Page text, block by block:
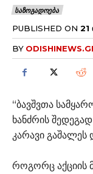
ᲡᲐᲖᲝᲒᲐᲓᲝᲔᲑᲐ
PUBLISHED ON 21
BY
“ბავშვთა
ხანძრის
კარავი გაშალეს
როგორც აქციის